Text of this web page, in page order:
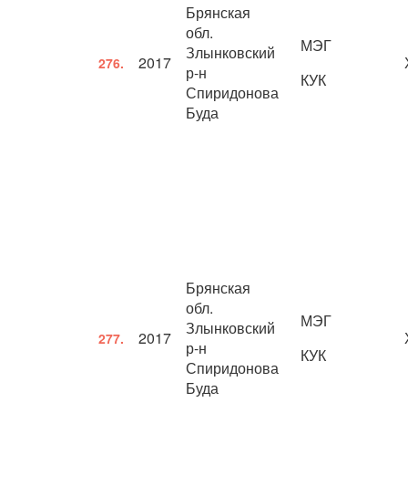
276. 2017
Брянская
обл.
Злынковский
р-н
Спиридонова
Буда
МЭГ
КУК
277. 2017
Брянская
обл.
Злынковский
р-н
Спиридонова
Буда
МЭГ
КУК